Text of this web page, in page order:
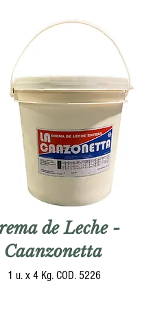
de Leche -
Caanzonetta
1 u. x 4 Kg. COD. 5226